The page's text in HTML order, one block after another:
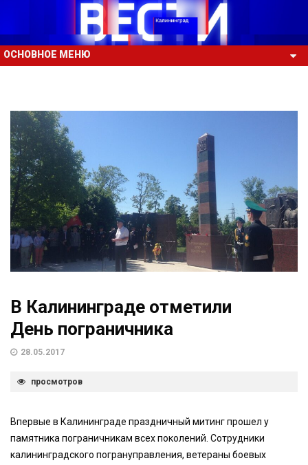
ОСНОВНОЕ МЕНЮ
В Калининграде отметили
День пограничника
28.05.2017
просмотров
Впервые в Калининграде праздничный митинг прошел у
памятника пограничникам всех поколений. Сотрудники
калининградского погрануправления, ветераны боевых